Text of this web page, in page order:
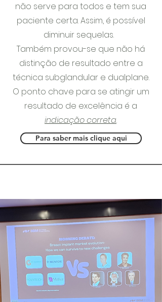
não serve para todos e tem sua
paciente certa. Assim, é possível
diminuir sequelas.
Também provou-se que não há
distinção de resultado entre a
técnica subglandular e dualplane.
O ponto chave para se atingir um
resultado de excelência é a
indicação correta.
Para saber mais clique aqui